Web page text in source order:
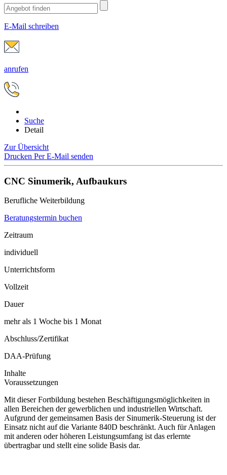
E-Mail schreiben
anrufen
Suche
Detail
Zur Übersicht
Drucken Per E-Mail senden
CNC Sinumerik, Aufbaukurs
Berufliche Weiterbildung
Beratungstermin buchen
Zeitraum
individuell
Unterrichtsform
Vollzeit
Dauer
mehr als 1 Woche bis 1 Monat
Abschluss/Zertifikat
DAA-Prüfung
Inhalte
Voraussetzungen
Mit dieser Fortbildung bestehen Beschäftigungsmöglichkeiten in
allen Bereichen der gewerblichen und industriellen Wirtschaft.
Aufgrund der gemeinsamen Basis der Sinumerik-Steuerung ist der
Einsatz nicht auf die Variante 840D beschränkt. Auch für Anlagen
mit anderen oder höheren Leistungsumfang ist das erlernte
übertragbar und stellt eine solide Basis dar.